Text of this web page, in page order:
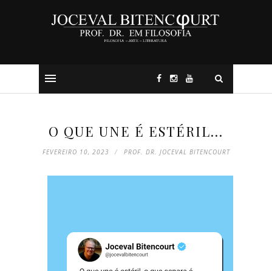
O QUE UNE É ESTÉRIL...
FEVEREIRO 10, 2023 PROF. DR. JOCEVAL BITENCOURT